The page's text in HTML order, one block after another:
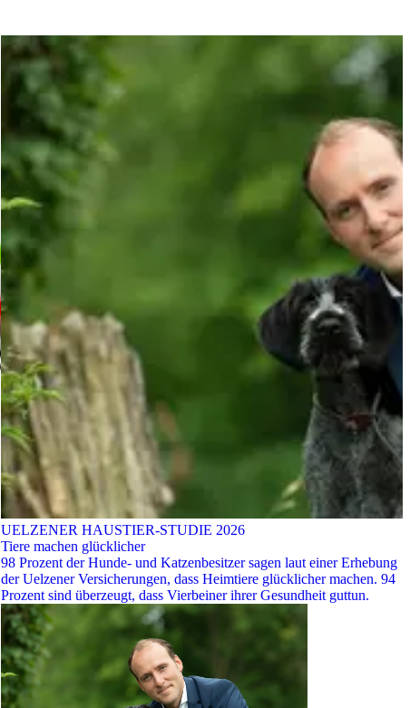
UELZENER HAUSTIER-STUDIE 2026
Tiere machen glücklicher
98 Prozent der Hunde- und Katzenbesitzer sagen laut einer Erhebung
der Uelzener Versicherungen, dass Heimtiere glücklicher machen. 94
Prozent sind überzeugt, dass Vierbeiner ihrer Gesundheit guttun.